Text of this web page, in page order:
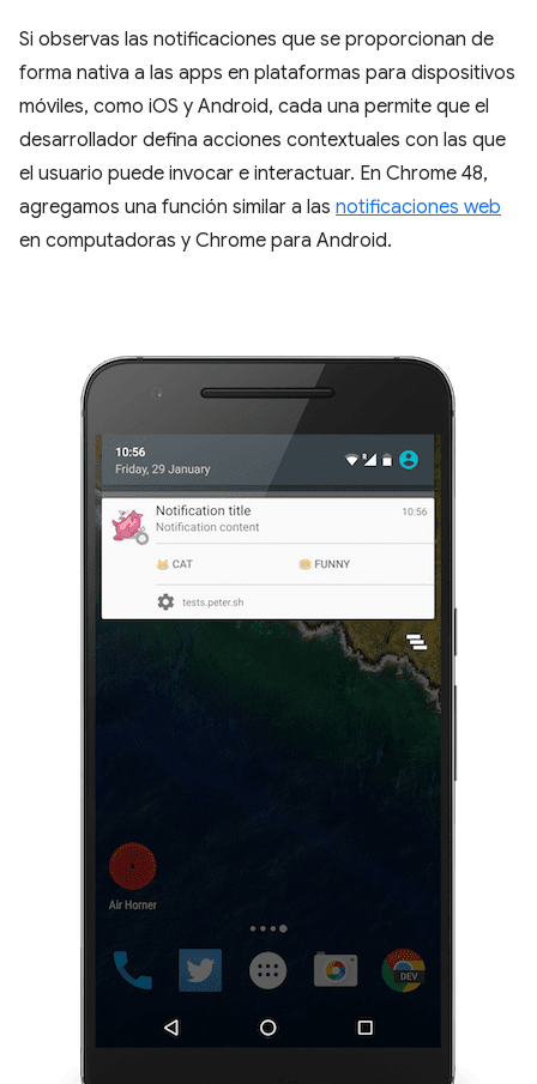
Si observas las notificaciones que se proporcionan de
forma nativa a las apps en plataformas para dispositivos
móviles, como iOS y Android, cada una permite que el
desarrollador defina acciones contextuales con las que
el usuario puede invocar e interactuar. En Chrome 48,
agregamos una función similar a las notificaciones web
en computadoras y Chrome para Android.